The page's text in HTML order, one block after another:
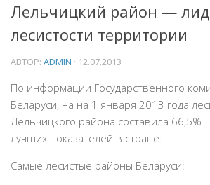
Лельчицкий район —
лесистости территории
АВТОР: ADMIN · 12.07.2013
По информации Государственного
Беларуси, на на 1 января 2013 года
Лельчицкого района составила 66,5%
лучших показателей в стране:
Самые лесистые районы Беларуси: